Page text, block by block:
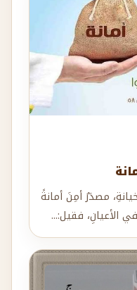
مصدَرُ أمِنَ أمانةً
الأعيانِ، فقيل:...